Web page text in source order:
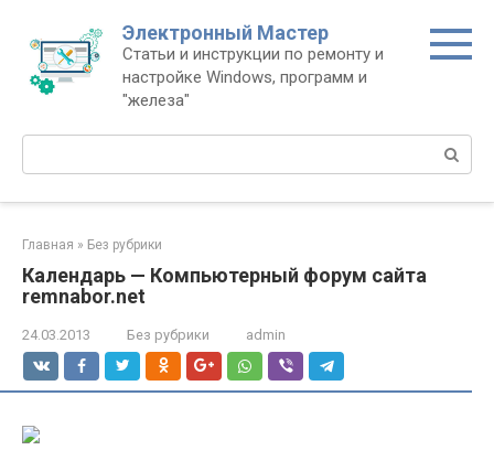
контенту
Электронный Мастер
Статьи и инструкции по ремонту и
настройке Windows, программ и
"железа"
Поиск:
Главная » Без рубрики
Календарь — Компьютерный форум сайта
remnabor.net
24.03.2013 Без рубрики admin